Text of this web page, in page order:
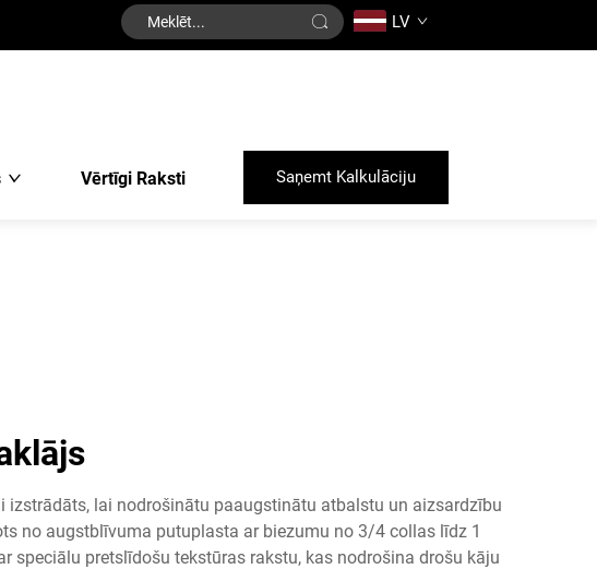
LV
Vērtīgi Raksti Saņemt Kalkulāciju
lai nodrošinātu paaugstinātu atbalstu un aizsardzību
no augstblīvuma putuplasta ar biezumu no 3/4 collas līdz 1
pretslīdošu tekstūras rakstu, kas nodrošina drošu kāju